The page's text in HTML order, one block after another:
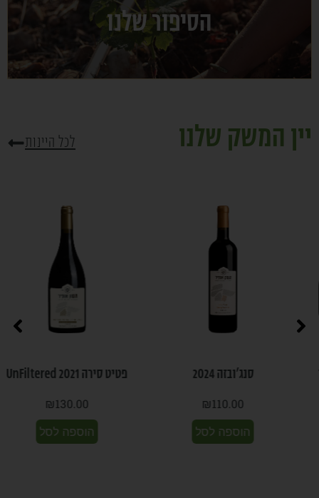
הסיפור שלנו
יין המשק שלנו לכל היינות
סנג’ובזה 2024
₪110.00
הוספה לסל
פטיט סירה 2021 UnFiltered
₪130.00
הוספה לסל